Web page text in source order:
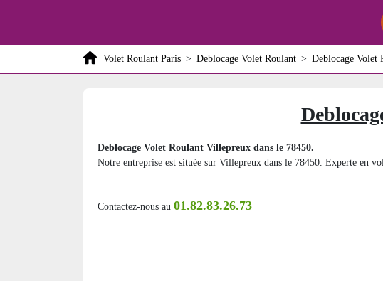
Volet Roulant Paris > Deblocage Volet Roulant > Deblocage Volet
Deblocage Volet Roulant Villepreux dans le 78450.
Notre entreprise est située sur Villepreux dans le 78450. Experte en
Contactez-nous au 01.82.83.26.73